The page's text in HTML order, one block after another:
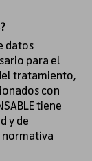
datos
para el
tratamiento,
con
tiene
y de